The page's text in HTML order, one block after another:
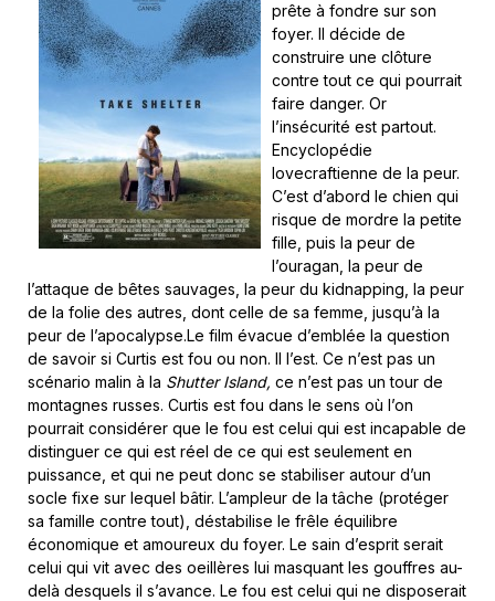
prête à fondre sur son
foyer. Il décide de
construire une clôture
contre tout ce qui pourrait
faire danger. Or
l’insécurité est partout.
Encyclopédie
lovecraftienne de la peur.
C’est d’abord le chien qui
risque de mordre la petite
fille, puis la peur de
l’ouragan, la peur de
l’attaque de bêtes sauvages, la peur du kidnapping, la peur
de la folie des autres, dont celle de sa femme, jusqu’à la
peur de l’apocalypse.Le film évacue d’emblée la question
de savoir si Curtis est fou ou non. Il l’est. Ce n’est pas un
scénario malin à la Shutter Island, ce n’est pas un tour de
montagnes russes. Curtis est fou dans le sens où l’on
pourrait considérer que le fou est celui qui est incapable de
distinguer ce qui est réel de ce qui est seulement en
puissance, et qui ne peut donc se stabiliser autour d’un
socle fixe sur lequel bâtir. L’ampleur de la tâche (protéger
sa famille contre tout), déstabilise le frêle équilibre
économique et amoureux du foyer. Le sain d’esprit serait
celui qui vit avec des oeillères lui masquant les gouffres au-
delà desquels il s’avance. Le fou est celui qui ne disposerait